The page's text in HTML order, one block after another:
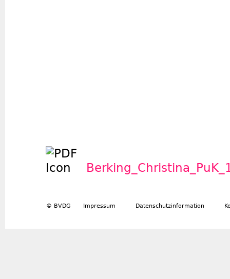
© BVDG Impressum Datenschutzinformation